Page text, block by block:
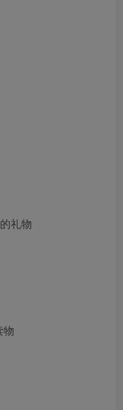
礼物
物